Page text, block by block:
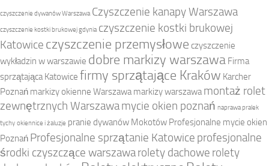
czyszczenie dywanów Warszawa Czyszczenie kanapy Warszawa
czyszczenie kostki brukowej gdynia czyszczenie kostki brukowej
Katowice czyszczenie przemysłowe czyszczenie
wykładzin w warszawie dobre markizy warszawa Firma
sprzątająca Katowice firmy sprzątające Kraków Karcher
Poznań markizy okienne Warszawa markizy warszawa montaż rolet
zewnętrznych Warszawamycie okien poznań naprawa pralek
tychy okiennice i żaluzje pranie dywanów Mokotów Profesjonalne mycie okien
Poznań Profesjonalne sprzątanie Katowice profesjonalne
środki czyszczące warszawarolety dachowe rolety